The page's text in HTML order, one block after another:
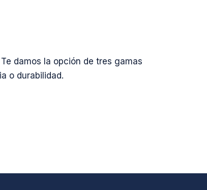
damos la opción de tres gamas
o durabilidad.